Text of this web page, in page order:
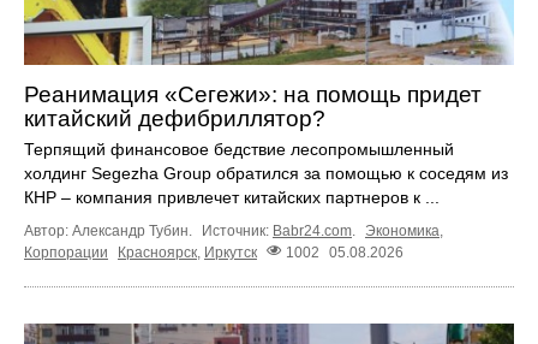
Реанимация «Сегежи»: на помощь придет
китайский дефибриллятор?
Терпящий финансовое бедствие лесопромышленный
холдинг Segezha Group обратился за помощью к соседям из
КНР – компания привлечет китайских партнеров к ...
Автор: Александр Тубин. Источник: Babr24.com. Экономика,
Корпорации
Красноярск Иркутск 1002 05.08.2026